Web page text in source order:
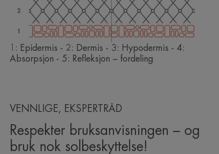
1: Epidermis - 2: Dermis - 3: Hypodermis - 4:
Absorpsjon - 5: Refleksjon – fordeling
VENNLIGE, EKSPERTRÅD
Respekter bruksanvisningen – og
bruk nok solbeskyttelse!